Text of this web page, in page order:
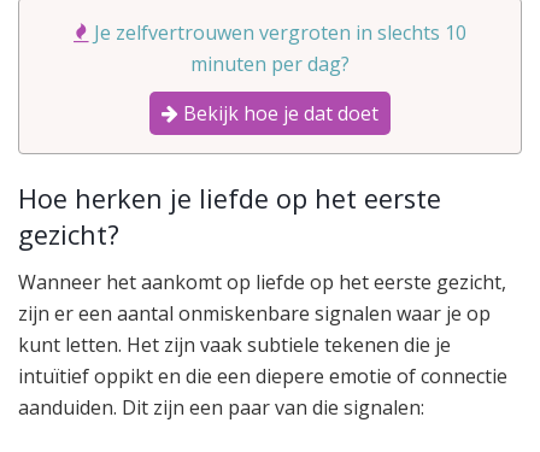
Je zelfvertrouwen vergroten in slechts 10
minuten per dag?
Bekijk hoe je dat doet
Hoe herken je liefde op het eerste
gezicht?
Wanneer het aankomt op liefde op het eerste gezicht,
zijn er een aantal onmiskenbare signalen waar je op
kunt letten. Het zijn vaak subtiele tekenen die je
intuïtief oppikt en die een diepere emotie of connectie
aanduiden. Dit zijn een paar van die signalen: